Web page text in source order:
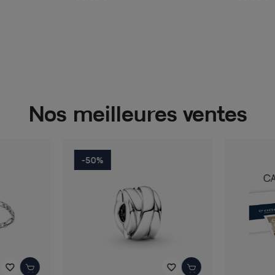
Nos meilleures ventes
favorite_border favorite_border
-50%